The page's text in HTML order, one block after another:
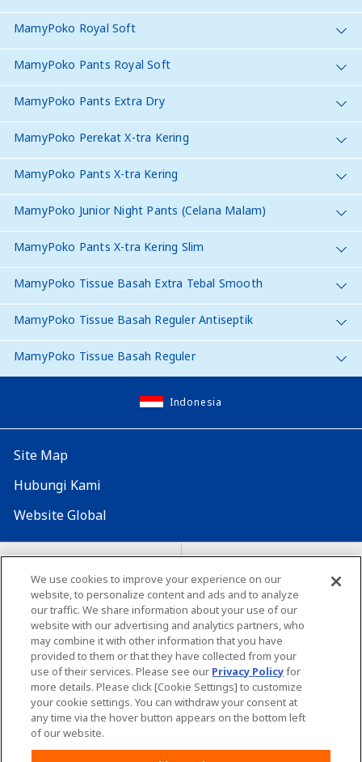
MamyPoko Royal Soft
MamyPoko Pants Royal Soft
MamyPoko Pants Extra Dry
MamyPoko Perekat X-tra Kering
MamyPoko Pants X-tra Kering
MamyPoko Junior Night Pants (Celana Malam)
MamyPoko Pants X-tra Kering Slim
MamyPoko Tissue Basah Extra Tebal Smooth
MamyPoko Tissue Basah Reguler Antiseptik
MamyPoko Tissue Basah Reguler
Indonesia
Site Map
Hubungi Kami
Website Global
Map Situs Lokasi seluruh dunia
Tentang penggunaan situs ini Lingkungan yang dianjurkan
Copyright© Unicharm Corporation
We use cookies to improve your experience on our
website, to personalize content and ads and to analyze
our traffic. We share information about your use of our
website with our advertising and analytics partners, who
may combine it with other information that you have
provided to them or that they have collected from your
use of their services. Please see our Privacy Policyfor
more details. Please click [Cookie Settings] to customize
your cookie settings. You can withdraw your consent at
any time via the hover button appears on the bottom left
of our website.